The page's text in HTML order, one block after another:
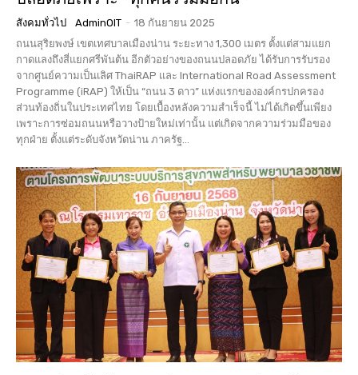
สังคมทั่วไป AdminOIT - 18 กันยายน 2025
ถนนสุริยพงษ์ เขตเทศบาลเมืองน่าน ระยะทาง 1,300 เมตร ตั้งแต่สามแยก
กาดแลงถึงสี่แยกศรีพันต้น อีกตัวอย่างของถนนปลอดภัย ได้รับการรับรอง
จากศูนย์ความเป็นเลิศ ThaiRAP และ International Road Assessment
Programme (iRAP) ให้เป็น “ถนน 3 ดาว” แห่งแรกขององค์กรปกครอง
ส่วนท้องถิ่นในประเทศไทย โดยเบื้องหลังความสำเร็จนี้ ไม่ได้เกิดขึ้นเพียง
เพราะการซ่อมถนนหรือวางป้ายใหม่เท่านั้น แต่เกิดจากความร่วมมือของ
ทุกฝ่าย ตั้งแต่ระดับจังหวัดน่าน ภาครัฐ...